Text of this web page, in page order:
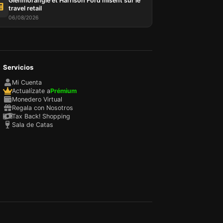
travel retail
06/08/2026
Servicios
Mi Cuenta
Actualízate aPrémium
Monedero Virtual
Regala con Nosotros
Tax Back! Shopping
Sala de Catas
et